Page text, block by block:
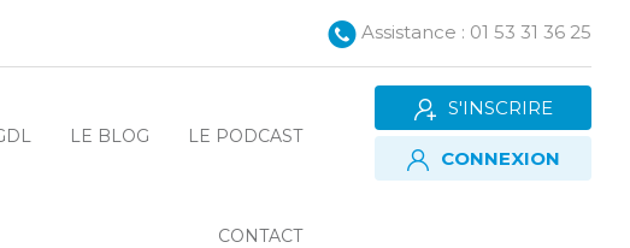
Assistance : 01 53 31 36 25
LE BLOG LE PODCAST
CONTACT
S'INSCRIRE
CONNEXION